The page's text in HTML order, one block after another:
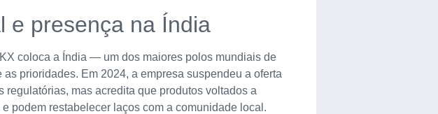
e presença na Índia
coloca a Índia — um dos maiores polos mundiais de
prioridades. Em 2024, a empresa suspendeu a oferta
mas acredita que produtos voltados a
podem restabelecer laços com a comunidade local.